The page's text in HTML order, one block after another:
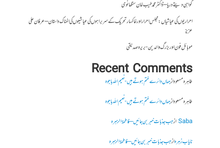
گواہی دیتے دریا – ڈاکٹر محمد طیب خان سنگھانوی
احراریوں کی عیاشیاں : مجلس احرار اور خاکسار تحریک کے سربراہوں کی عیاشیوں کی المناک داستان – عرفان علی
عزیز
موبائل فون اور بزرگ والدین- بریرہ صدیقی
Recent Comments
طاہرہ مسعودازجہاں دائرے ختم ہوتے ہیں- نعیم اللہ باجوہ
طاہرہ مسعودازجہاں دائرے ختم ہوتے ہیں- نعیم اللہ باجوہ
Sabaازجب جذبات خبر بن جائیں – فاطمۃالزہرہ
نایاب زہرہازجب جذبات خبر بن جائیں – فاطمۃالزہرہ